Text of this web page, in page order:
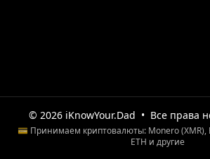
© 2026 iKnowYour.Dad • Все права
💳 Принимаем криптовалюты: Monero (XMR),
ETH и другие